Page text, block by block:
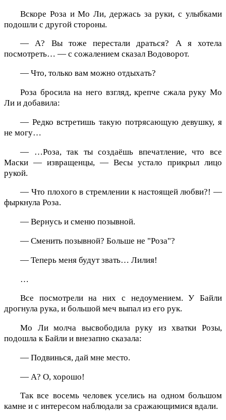
Вскоре Роза и Мо Ли, держась за руки, с улыбками
подошли с другой стороны.
— А? Вы тоже перестали драться? А я хотела
посмотреть… — с сожалением сказал Водоворот.
— Что, только вам можно отдыхать?
Роза бросила на него взгляд, крепче сжала руку Мо
Ли и добавила:
— Редко встретишь такую потрясающую девушку, я
не могу…
— …Роза, так ты создаёшь впечатление, что все
Маски — извращенцы, — Весы устало прикрыл лицо
рукой.
— Что плохого в стремлении к настоящей любви?! —
фыркнула Роза.
— Вернусь и сменю позывной.
— Сменить позывной? Больше не "Роза"?
— Теперь меня будут звать… Лилия!
…
Все посмотрели на них с недоумением. У Байли
дрогнула рука, и большой меч выпал из его рук.
Мо Ли молча высвободила руку из хватки Розы,
подошла к Байли и внезапно сказала:
— Подвинься, дай мне место.
— А? О, хорошо!
Так все восемь человек уселись на одном большом
камне и с интересом наблюдали за сражающимися вдали.